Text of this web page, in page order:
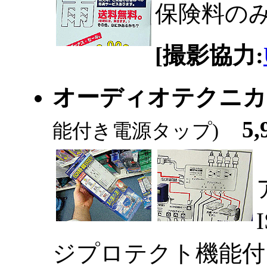
保険料の
[撮影協力:
オーディオテクニ
能付き電源タップ)
ジプロテクト機能